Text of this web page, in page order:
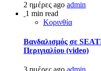
2 ημέρες ago admin
1 min read
Κορινθία
Βανδαλισμός σε
Περιγιαλίου (video)
3 ημέρες ago admin